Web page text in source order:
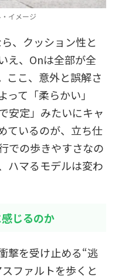
イメージ
、クッション性と
え、Onは全部が全
ここ、意外と誤解さ
て「柔らかい」
安定」みたいにキャ
ているのが、立ち仕
での歩きやすさなの
ハマるモデルは変わ
じるのか
撃を受け止める“逃
ファルトを歩くと